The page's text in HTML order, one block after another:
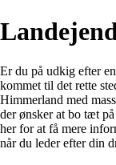
Er du på udkig efter
kommet til det rette
Himmerland med
der ønsker at bo tæt
her for at få mere
når du leder efter din